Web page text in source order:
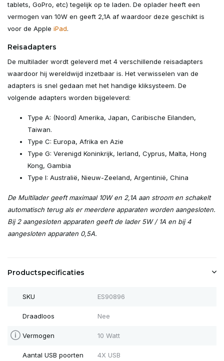
tablets, GoPro, etc) tegelijk op te laden. De oplader heeft een
vermogen van 10W en geeft 2,1A af waardoor deze geschikt is
voor de Apple iPad.
Reisadapters
De multilader wordt geleverd met 4 verschillende reisadapters
waardoor hij wereldwijd inzetbaar is. Het verwisselen van de
adapters is snel gedaan met het handige kliksysteem. De
volgende adapters worden bijgeleverd:
Type A: (Noord) Amerika, Japan, Caribische Eilanden,
Taiwan.
Type C: Europa, Afrika en Azie
Type G: Verenigd Koninkrijk, Ierland, Cyprus, Malta, Hong
Kong, Gambia
Type I: Australië, Nieuw-Zeeland, Argentinië, China
De Multilader geeft maximaal 10W en 2,1A aan stroom en schakelt
automatisch terug als er meerdere apparaten worden aangesloten.
Bij 2 aangesloten apparaten geeft de lader 5W / 1A en bij 4
aangesloten apparaten 0,5A.
Productspecificaties
SKU ES90896
Draadloos Nee
Vermogen 10 Watt
Aantal USB poorten 4X USB